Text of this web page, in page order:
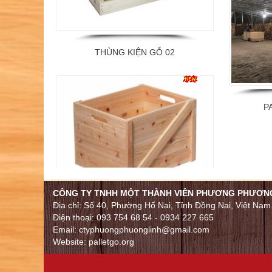
THÙNG KIỆN GỖ 01
CÔNG TY TNHH MỘT THÀNH VIÊN PHƯƠNG
Địa chỉ: Số 40, Phường Hố Nai, Tỉnh Đồng Nai, Việt
Điện thoại: 093 754 68 54 - 0934 227 665
Email: ctyphuongphuonglinh@gmail.com
Website: palletgo.org